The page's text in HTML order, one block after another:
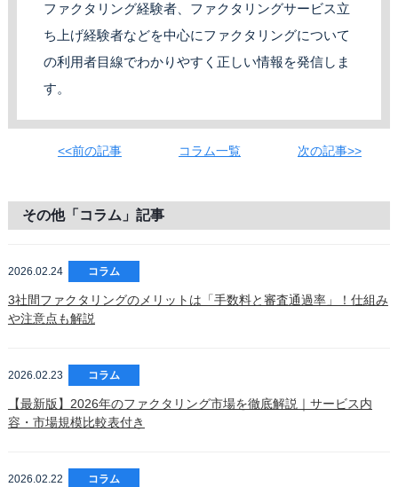
ファクタリング経験者、ファクタリングサービス立
ち上げ経験者などを中心にファクタリングについて
の利用者目線でわかりやすく正しい情報を発信しま
す。
<<前の記事 コラム一覧 次の記事>>
その他「コラム」記事
2026.02.24 コラム
3社間ファクタリングのメリットは「手数料と審査通過率」！仕組み
や注意点も解説
2026.02.23 コラム
【最新版】2026年のファクタリング市場を徹底解説｜サービス内
容・市場規模比較表付き
2026.02.22 コラム